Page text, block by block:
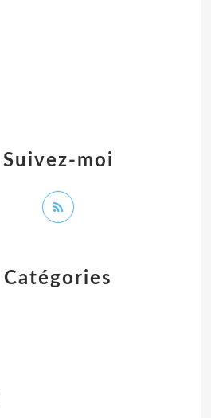
Catégories
Suivez-moi